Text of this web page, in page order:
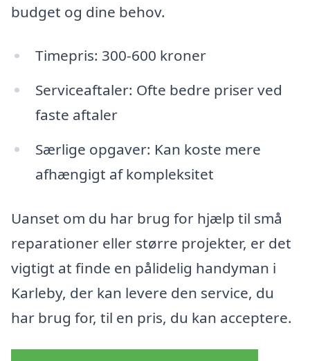
budget og dine behov.
Timepris: 300-600 kroner
Serviceaftaler: Ofte bedre priser ved
faste aftaler
Særlige opgaver: Kan koste mere
afhængigt af kompleksitet
Uanset om du har brug for hjælp til små
reparationer eller større projekter, er det
vigtigt at finde en pålidelig handyman i
Karleby, der kan levere den service, du
har brug for, til en pris, du kan acceptere.